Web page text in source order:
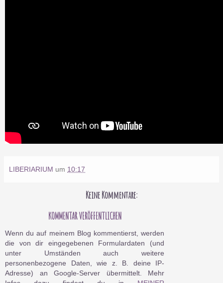
LIBERIARIUM um 10:17
Keine Kommentare:
KOMMENTAR VERÖFFENTLICHEN
Wenn du auf meinem Blog kommentierst, werden
die von dir eingegebenen Formulardaten (und
unter Umständen auch weitere
personenbezogene Daten, wie z. B. deine IP-
Adresse) an Google-Server übermittelt. Mehr